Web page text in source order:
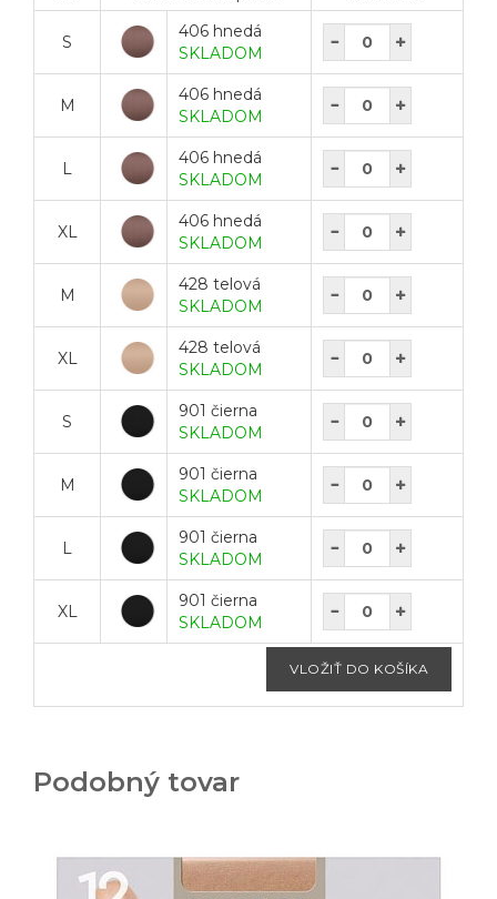
S
406 hnedá
SKLADOM
M
406 hnedá
SKLADOM
L
406 hnedá
SKLADOM
XL
406 hnedá
SKLADOM
M
428 telová
SKLADOM
XL
428 telová
SKLADOM
S
901 čierna
SKLADOM
M
901 čierna
SKLADOM
L
901 čierna
SKLADOM
XL
901 čierna
SKLADOM
Podobný tovar